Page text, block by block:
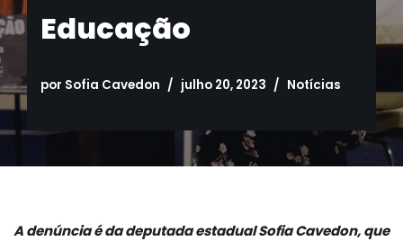
Educação
por Sofia Cavedon julho 20, 2023 Notícias
A denúncia é da deputada estadual Sofia Cavedon, que